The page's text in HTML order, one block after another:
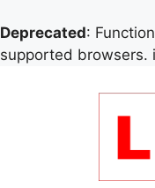
Deprecated:
supported browsers.